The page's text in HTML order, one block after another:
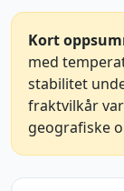
Kort
med
stabilitet
fraktvilkår
geografiske